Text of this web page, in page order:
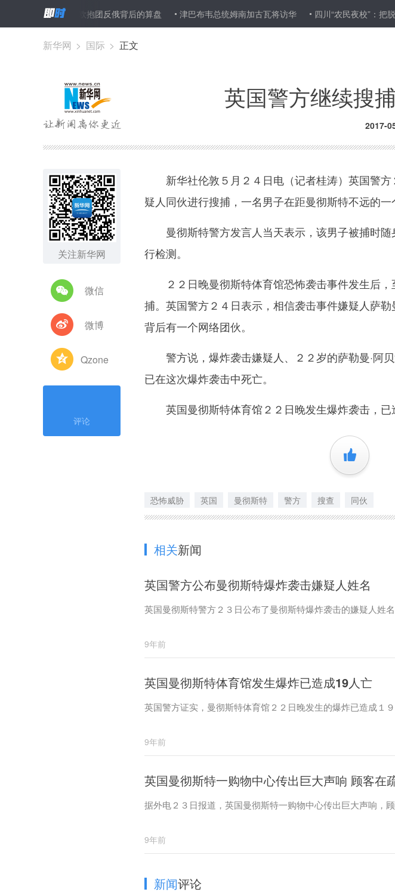
闻分析：美欧抱团反俄背后的算盘 津巴布韦总统姆南加古瓦将访华 四川“农民夜校”：把脱贫“妙方
新华网 > 国际 > 正文
英国警方继续搜
2017-
关注新华网
微信
微博
Qzone
评论
新华社伦敦５月２４日电（记者桂涛）英国警方
疑人同伙进行搜捕，一名男子在距曼彻斯特不远的一
曼彻斯特警方发言人当天表示，该男子被捕时随
行检测。
２２日晚曼彻斯特体育馆恐怖袭击事件发生后，
捕。英国警方２４日表示，相信袭击事件嫌疑人萨勒
背后有一个网络团伙。
警方说，爆炸袭击嫌疑人、２２岁的萨勒曼·阿贝
已在这次爆炸袭击中死亡。
英国曼彻斯特体育馆２２日晚发生爆炸袭击，已
+1
恐怖威胁 英国 曼彻斯特 警方 搜查 同伙
相关新闻
英国警方公布曼彻斯特爆炸袭击嫌疑人姓名
英国曼彻斯特警方２３日公布了曼彻斯特爆炸袭击的嫌疑人姓
9年前
英国曼彻斯特体育馆发生爆炸已造成19人亡
英国警方证实，曼彻斯特体育馆２２日晚发生的爆炸已造成１９
9年前
英国曼彻斯特一购物中心传出巨大声响 顾客在
据外电２３日报道，英国曼彻斯特一购物中心传出巨大声响，顾
9年前
新闻评论